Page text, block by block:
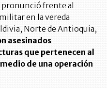
pronunció frente al
en la vereda
Norte de Antioquia,
asesinados
que pertenecen al
de una operación